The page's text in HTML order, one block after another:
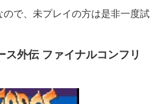
で、未プレイの方は是非一度試
ス外伝 ファイナルコンフリ